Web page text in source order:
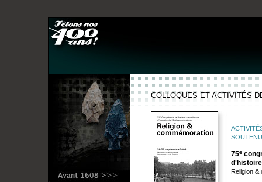
COLLOQUES ET ACTIVITÉS
75e
Religion &